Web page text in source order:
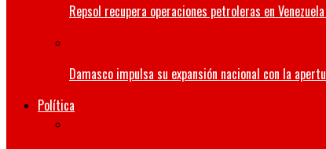
Repsol recupera operaciones petroleras en
Damasco impulsa su expansión nacional con la
Política